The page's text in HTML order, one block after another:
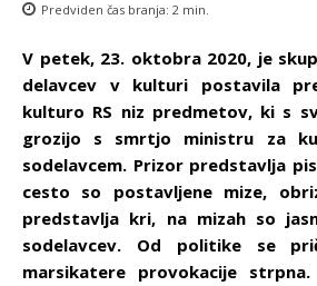
Predviden čas branja: 2 min.
V petek, 23. oktobra 2020, je
delavcev v kulturi postavila
kulturo RS niz predmetov, ki s
grozijo s smrtjo ministru za
sodelavcem. Prizor predstavlja
cesto so postavljene mize,
predstavlja kri, na mizah so
sodelavcev. Od politike se
marsikatere provokacije